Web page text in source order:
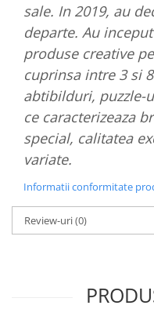
sale. In 2019, au
departe. Au
produse creative
cuprinsa intre 3 si
abtibilduri, puzzle-
ce caracterizeaza
special, calitatea
variate.
Informatii conformitate
Review-uri(0)